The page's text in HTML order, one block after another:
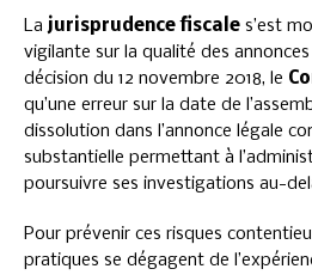
La jurisprudence fiscale s’est
vigilante sur la qualité des
décision du 12 novembre 2018, le
qu’une erreur sur la date de
dissolution dans l’annonce légale
substantielle permettant à
poursuivre ses investigations au-
Pour prévenir ces risques
pratiques se dégagent de